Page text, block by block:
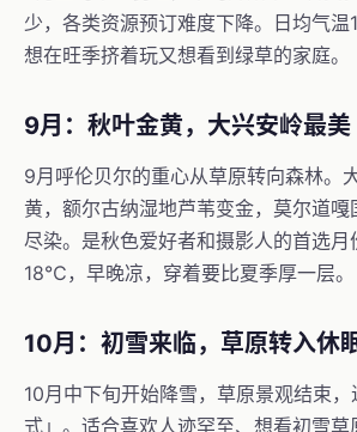
少，各类资源预订难度下降。日均气
想在旺季挤着玩又想看到绿草的家庭。
9月：秋叶金黄，大兴安岭最美
9月呼伦贝尔的重心从草原转向森林。
黄，额尔古纳湿地芦苇变金，莫尔道
尽染。是秋色爱好者和摄影人的首选月
18℃，早晚凉，穿着要比夏季厚一层。
10月：初雪来临，草原转入休
10月中下旬开始降雪，草原景观结束
式」。适合喜欢人迹罕至、想看初雪草